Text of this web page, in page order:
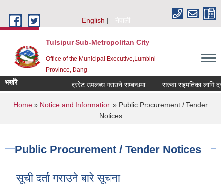
English
नेपाली
Tulsipur Sub-Metropolitan City
Office of the Municipal Executive,Lumbini
Province, Dang
भर्खरै दररेट उपलब्ध गराउने सम्बन्धमा सरुवा सहमतिका लागि
You are here
Home » Notice and Information » Public Procurement / Tender
Notices
Public Procurement / Tender Notices
सूची दर्ता गराउने बारे सूचना